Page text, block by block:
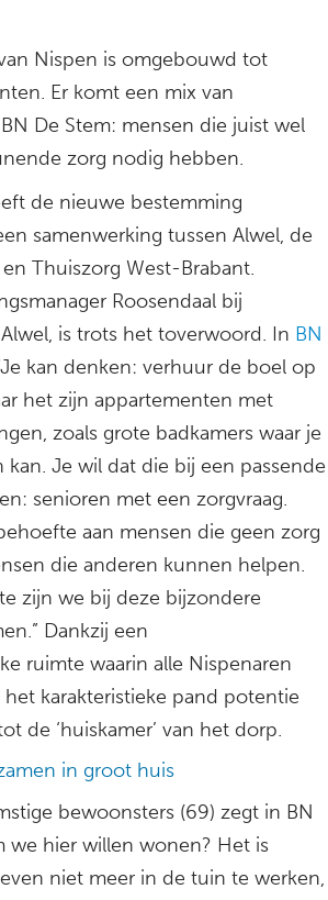
Nispen is omgebouwd tot
Er komt een mix van
De Stem: mensen die juist wel
zorg nodig hebben.
de nieuwe bestemming
samenwerking tussen Alwel, de
Thuiszorg West-Brabant.
Roosendaal bij
is trots het toverwoord. In BN
kan denken: verhuur de boel op
het zijn appartementen met
zoals grote badkamers waar je
Je wil dat die bij een passende
senioren met een zorgvraag.
aan mensen die geen zorg
die anderen kunnen helpen.
zijn we bij deze bijzondere
Dankzij een
ruimte waarin alle Nispenaren
karakteristieke pand potentie
de ‘huiskamer’ van het dorp.
in groot huis
bewoonsters (69) zegt in BN
we hier willen wonen? Het is
niet meer in de tuin te werken,